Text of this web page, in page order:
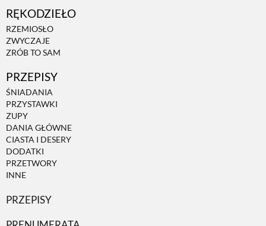
RĘKODZIEŁO
RZEMIOSŁO
ZWYCZAJE
ZRÓB TO SAM
PRZEPISY
ŚNIADANIA
PRZYSTAWKI
ZUPY
DANIA GŁÓWNE
CIASTA I DESERY
DODATKI
PRZETWORY
INNE
PRZEPISY